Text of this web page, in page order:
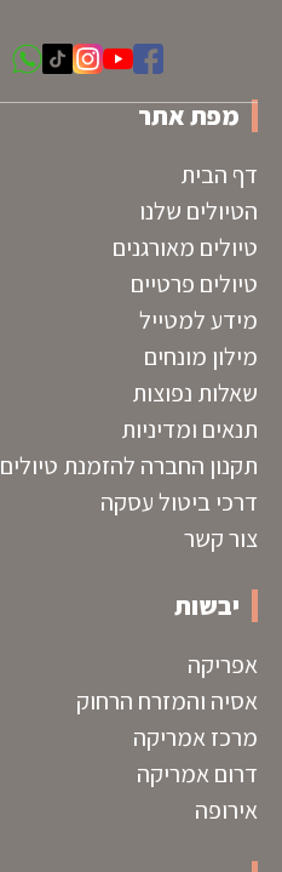
מפת אתר
דף הבית
הטיולים שלנו
טיולים מאורגנים
טיולים פרטיים
מידע למטייל
מילון מונחים
שאלות נפוצות
תנאים ומדיניות
תקנון החברה להזמנת טיולים
דרכי ביטול עסקה
צור קשר
יבשות
אפריקה
אסיה והמזרח הרחוק
מרכז אמריקה
דרום אמריקה
אירופה